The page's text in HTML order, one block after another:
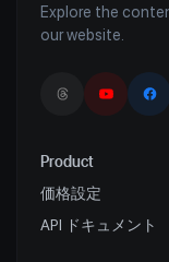
Explore the
our website.
Product
価格設定
API ドキュメント